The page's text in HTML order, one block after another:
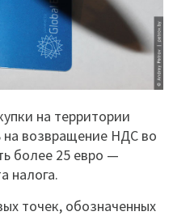
на территории
на возвращение НДС во
более 25 евро —
налога.
точек, обозначенных